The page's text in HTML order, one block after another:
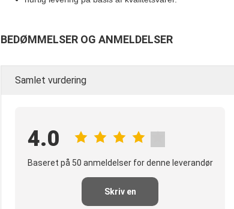
BEDØMMELSER OG ANMELDELSER
Samlet vurdering
4.0
Baseret på 50 anmeldelser for denne leverandør
Skriv en